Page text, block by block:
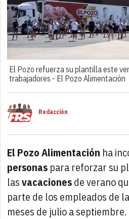
El Pozo refuerza su plantilla este
trabajadores - El Pozo Alimentación
Redacción
El Pozo Alimentación ha
personas para reforzar su
lasvacacionesde verano
parte de los empleados de
meses de julio a septiembre.